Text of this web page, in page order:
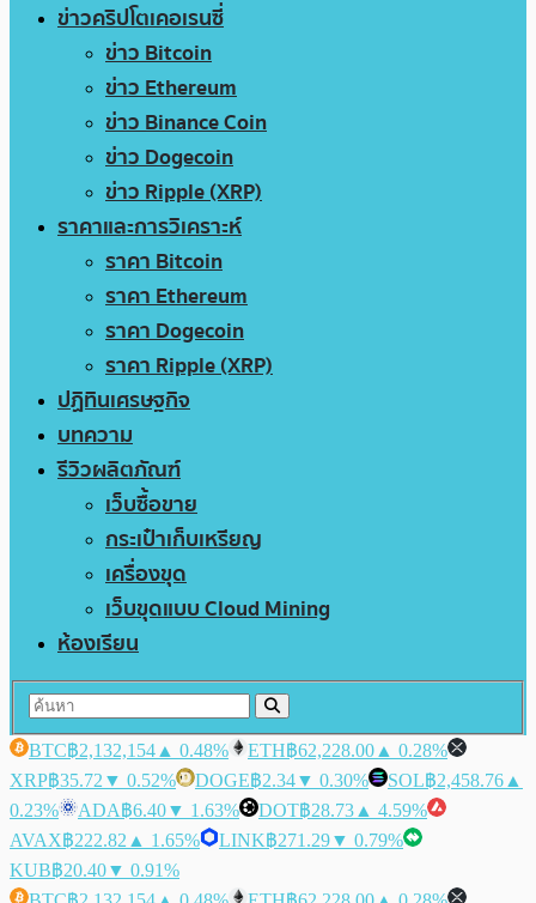
ข่าวคริปโตเคอเรนซี่
ข่าว Bitcoin
ข่าว Ethereum
ข่าว Binance Coin
ข่าว Dogecoin
ข่าว Ripple (XRP)
ราคาและการวิเคราะห์
ราคา Bitcoin
ราคา Ethereum
ราคา Dogecoin
ราคา Ripple (XRP)
ปฏิทินเศรษฐกิจ
บทความ
รีวิวผลิตภัณฑ์
เว็บซื้อขาย
กระเป๋าเก็บเหรียญ
เครื่องขุด
เว็บขุดแบบ Cloud Mining
ห้องเรียน
BTC฿2,132,154 ▲ 0.48% ETH฿62,228.00 ▲ 0.28%
XRP฿35.72 ▼ 0.52% DOGE฿2.34▼ 0.30% SOL฿2,458.76 ▲
0.23%
ADA฿6.40▼ 1.63% DOT฿28.73 ▲ 4.59%
AVAX฿222.82 ▲ 1.65% LINK฿271.29▼ 0.79%
KUB฿20.40▼ 0.91%